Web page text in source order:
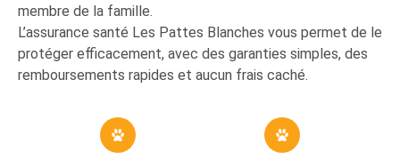
membre de la famille.
L’assurance santé Les Pattes Blanches vous permet de le
protéger efficacement, avec des garanties simples, des
remboursements rapides et aucun frais caché.